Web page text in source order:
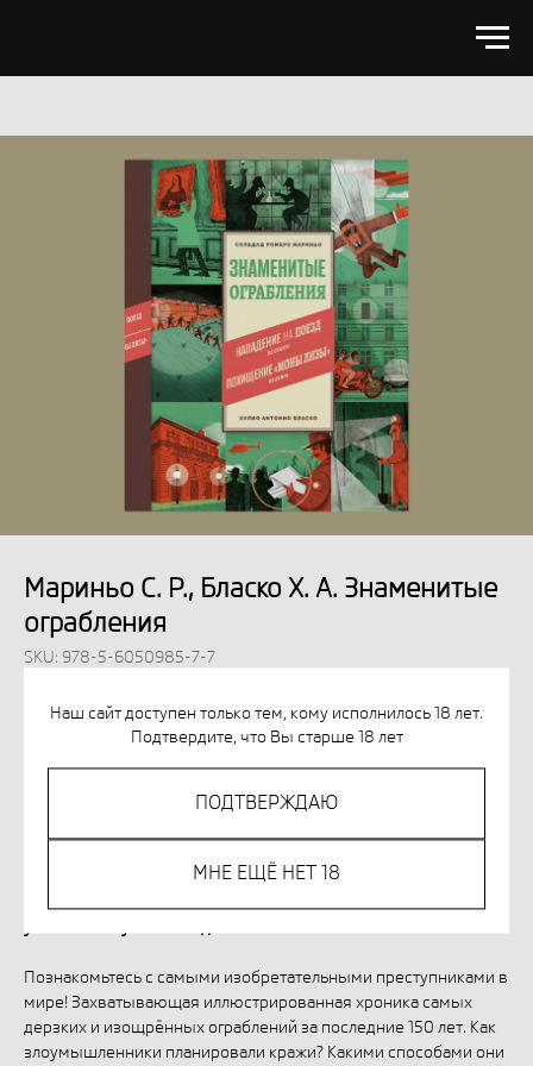
Наш сайт доступен только тем, кому исполнилось 18 лет.
Подтвердите, что Вы старше 18 лет
ПОДТВЕРЖДАЮ
МНЕ ЕЩЁ НЕТ 18
Мариньо С. Р., Бласко Х. А. Знаменитые
ограбления
SKU: 978-5-6050985-7-7
1 350 р.
Out of stock
психотропных веществ, их аналогов причиняет вред
Познакомьтесь с самыми изобретательными преступниками в
мире! Захватывающая иллюстрированная хроника самых
дерзких и изощрённых ограблений за последние 150 лет. Как
злоумышленники планировали кражи? Какими способами они